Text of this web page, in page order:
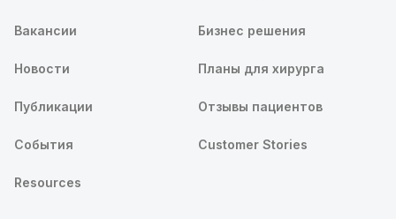
Вакансии
Новости
Публикации
События
Resources
Бизнес решения
Планы для хирурга
Отзывы пациентов
Customer Stories